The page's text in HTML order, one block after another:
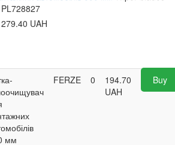
PL728827
279.40 UAH
мм
FERZE 0
194.70
UAH
Buy